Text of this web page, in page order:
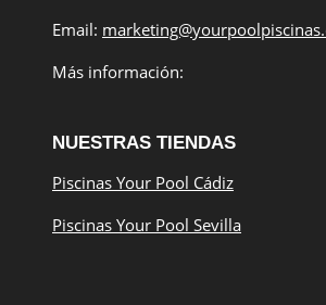
Email:
Más información:
NUESTRAS TIENDAS
Piscinas Your Pool Cádiz
Piscinas Your Pool Sevilla